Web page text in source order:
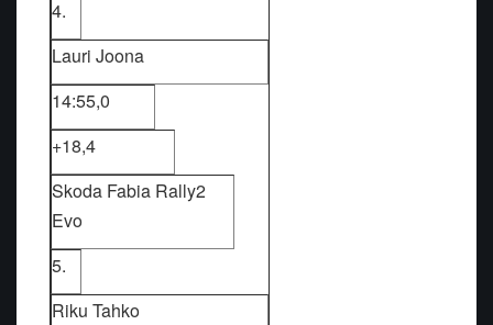
4.
Lauri Joona
14:55,0
+18,4
Skoda Fabia Rally2
Evo
5.
Riku Tahko